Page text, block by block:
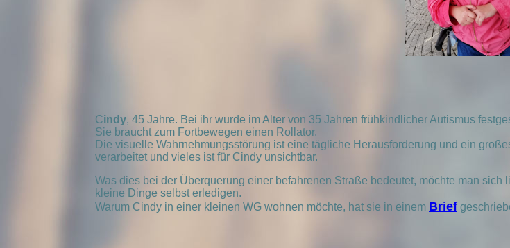
Cindy, 45 Jahre. Bei ihr wurde im Alter von 35 Jahren frühkindlicher Autismus
Sie braucht zum Fortbewegen einen Rollator.
Die visuelle Wahrnehmungsstörung ist eine tägliche Herausforderung und ein
verarbeitet und vieles ist für Cindy unsichtbar.
Was dies bei der Überquerung einer befahrenen Straße bedeutet, möchte man
kleine Dinge selbst erledigen.
Warum Cindy in einer kleinen WG wohnen möchte, hat sie in einem Brief